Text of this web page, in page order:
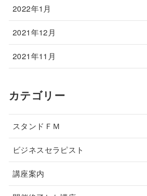
2022年1月
2021年12月
2021年11月
カテゴリー
スタンドＦＭ
ビジネスセラピスト
講座案内